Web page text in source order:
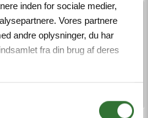
inden for sociale medier,
Vores partnere
andre oplysninger, du har
fra din brug af deres
Folsgaard
ist die Qualität am
Mikrorohren seit vielen